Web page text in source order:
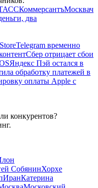
КоммерсантъМосквач
два
Telegram временно
Сбер отрицает сбои
Яндекс Пэй остался в
обработку платежей в
оплаты Apple с
конкурентов?
СобянинХорхе
ИранКатерина